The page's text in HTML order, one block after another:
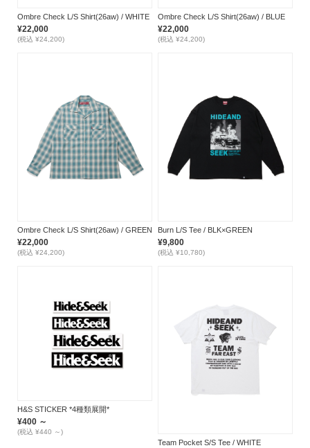
Ombre Check L/S Shirt(26aw) / WHITE
¥22,000
(税込 ¥24,200)
Ombre Check L/S Shirt(26aw) / BLUE
¥22,000
(税込 ¥24,200)
Ombre Check L/S Shirt(26aw) / GREEN
¥22,000
(税込 ¥24,200)
Burn L/S Tee / BLK×GREEN
¥9,800
(税込 ¥10,780)
H&S STICKER *4種類展開*
¥400 ～
(税込 ¥440 ～)
Team Pocket S/S Tee / WHITE